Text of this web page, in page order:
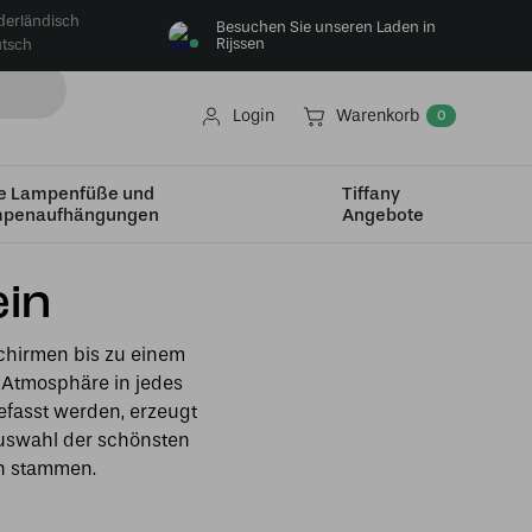
Besuchen Sie unseren Laden in
Rijssen
Login Warenkorb 0
Lampenfüße und
Tiffany
Angebote
bis zu einem
in jedes
werden, erzeugt
der schönsten
stammen.